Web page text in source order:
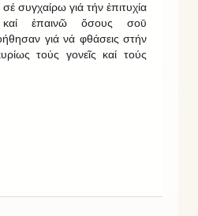
συγχαίρω γιά τήν ἐπιτυχία
ἐπαινῶ ὅσους σοῡ
γιά νά φθάσεις στήν
τούς γονεῖς καί τούς